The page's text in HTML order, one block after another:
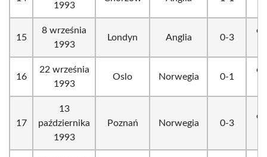
1993
15
8 września
1993
Londyn Anglia 0-3
16
22 września
1993
Oslo Norwegia 0-1
17
13
października
1993
Poznań Norwegia 0-3